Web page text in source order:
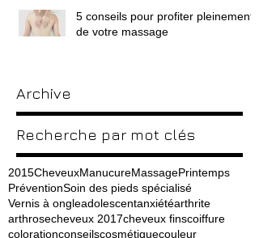
5 conseils pour profiter pleinement
de votre massage
Archive
Recherche par mot clés
2015CheveuxManucureMassagePrintemps
PréventionSoin des pieds spécialisé
Vernis à ongleadolescentanxiétéarthrite
arthrosecheveux 2017cheveux finscoiffure
colorationconseilscosmétiquecouleur